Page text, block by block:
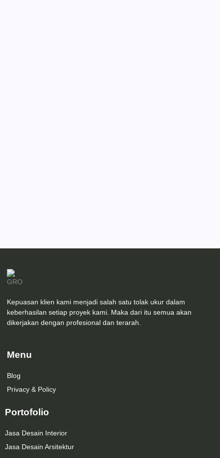
Kepuasan klien kami menjadi salah satu tolak ukur dalam
keberhasilan setiap proyek kami. Maka dari itu semua akan
dikerjakan dengan profesional dan terarah.
Menu
Blog
Privacy & Policy
Portofolio
Jasa Desain Interior
Jasa Desain Arsitektur